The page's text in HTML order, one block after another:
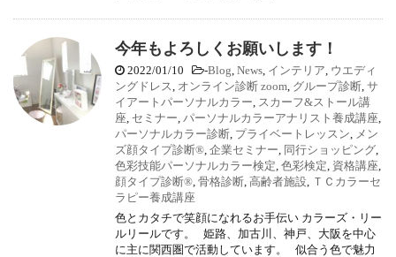
今年もよろしくお願いします！
2022/01/10 -Blog, News, インテリア, ウエディ
ングドレス, オンライン診断 zoom, グループ診断, サ
イアートパーソナルカラー, スカーフ&ストール講
座, セミナー, パーソナルカラーアナリスト養成講座,
パーソナルカラー診断, プライベートレッスン, メン
ズ顔タイプ診断®, 企業セミナー, 同行ショッピング,
色彩技能パーソナルカラー検定, 色彩検定, 資格講座,
顔タイプ診断®, 骨格診断, 高齢者施設, ＴＣカラーセ
ラピー養成講座
色とカタチで笑顔になれるお手伝い カラーズ・リー
ルリールです。 姫路、加古川、神戸、大阪を中心
に主に関西圏で活動しています。 似合う色で魅力